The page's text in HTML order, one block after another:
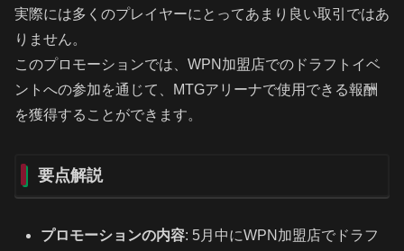
実際には多くのプレイヤーにとってあまり良い取引ではあ
りません。
このプロモーションでは、WPN加盟店でのドラフトイベ
ントへの参加を通じて、MTGアリーナで使用できる報酬
を獲得することができます。
要点解説
プロモーションの内容: 5月中にWPN加盟店でドラフ